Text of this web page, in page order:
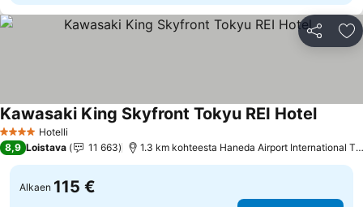
Jaa
4 Tähtiluokitus
Hotelli
Kawasaki King Skyfront Tokyu REI HotelKatso
8,9 Loistava 11 663 1.3 km kohteesta Haneda Airport International
Alkaen 115 €